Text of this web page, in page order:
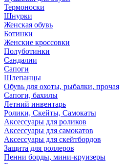
Термоноски
Шнурки
Женская обувь
Ботинки
Женские кроссовки
Полуботинки
Сандалии
Сапоги
Шлепанцы
Обувь для охоты, рыбалки, прочая
Сапоги, бахилы
Летний инвентарь
Ролики, Скейты, Самокаты
Аксессуары для роликов
Аксессуары для самокатов
Аксессуары для скейтбордов
Защита для роллеров
Пенни борды, мини-круизеры